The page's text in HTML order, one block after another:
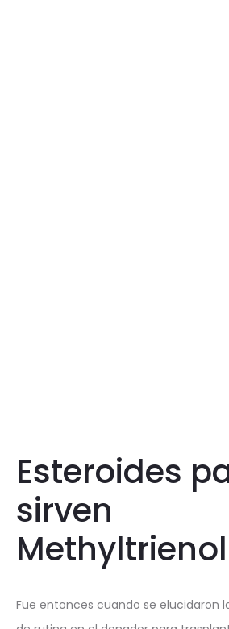
Esteroides
sirven
Fue entonces cuando se elucidaron